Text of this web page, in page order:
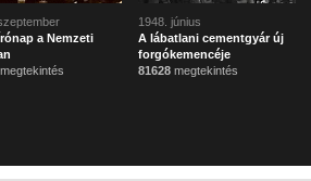
a Nemzeti
1948. június
A lábatlani cementgyár új
forgókemencéje
81628megtekintés